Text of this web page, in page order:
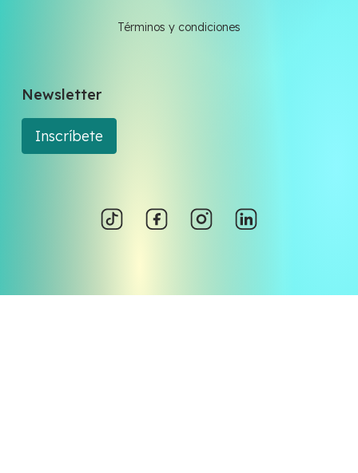
Términos y condiciones
Newsletter
Inscríbete